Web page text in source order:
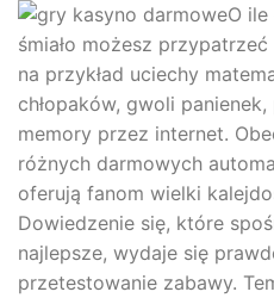
O
śmiało możesz
na przykład uciechy
chłopaków, gwoli
memory przez internet.
różnych darmowych
oferują fanom wielki
Dowiedzenie się, które
najlepsze, wydaje się
przetestowanie zabawy.